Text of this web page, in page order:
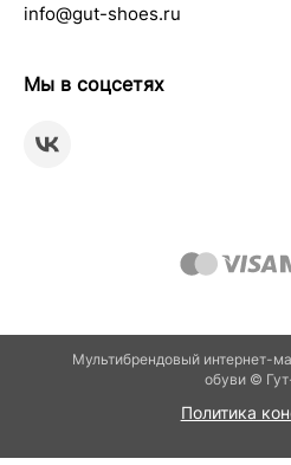
info@gut-shoes.ru
Мы в соцсетях
Мультибрендовый интернет-
обуви ©
Политика